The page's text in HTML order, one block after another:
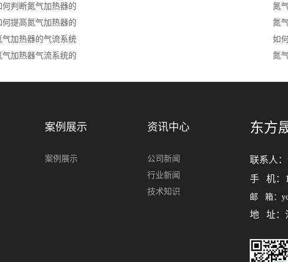
何判断氮气加热器的
氮
何提高氮气加热器的
氮
气加热器的气流系统
如
气加热器气流系统的
氮
案例展示
案例展示
资讯中心
公司新闻
行业新闻
技术知识
东方
联系人：
手 机：
邮 箱：
地 址：